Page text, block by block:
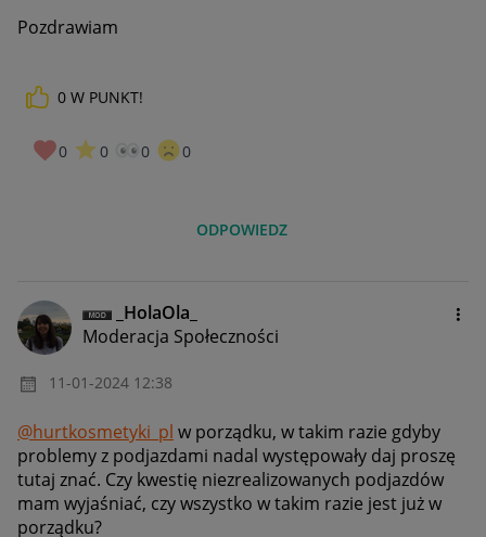
Pozdrawiam
0 W PUNKT!
0 0 0 0
ODPOWIEDZ
_HolaOla_
Moderacja Społeczności
‎11-01-2024 12:38
@hurtkosmetyki_pl w porządku, w takim razie gdyby
problemy z podjazdami nadal występowały daj proszę
tutaj znać. Czy kwestię niezrealizowanych podjazdów
mam wyjaśniać, czy wszystko w takim razie jest już w
porządku?